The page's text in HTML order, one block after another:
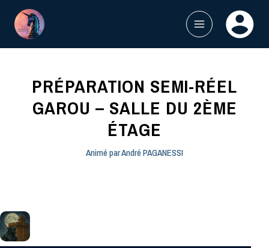
contenu
MAIN
PRÉPARATION SEMI-RÉEL
GAROU – SALLE DU 2ÈME
ÉTAGE
Animé parAndré PAGANESSI